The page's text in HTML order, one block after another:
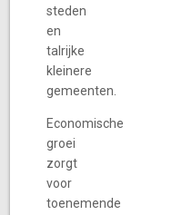
steden
en
talrijke
kleinere
gemeenten.
Economische
groei
zorgt
voor
toenemende